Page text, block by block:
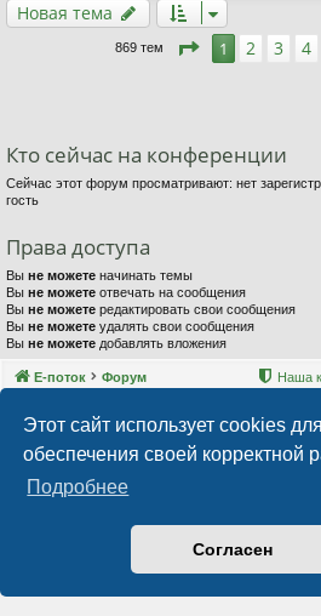
Этот сайт использует cookies для
обеспечения своей корректной
Подробнее
Согласен
Новая тема
869 тем Страница из
1 2 3 4
Кто сейчас на конференции
Сейчас этот форум просматривают: нет
гость
Права доступа
Вы не можете начинать темы
Вы не можете отвечать на сообщения
Вы не можете редактировать свои сообщения
Вы не можете удалять свои сообщения
Вы не можете добавлять вложения
Е-поток Форум Наша